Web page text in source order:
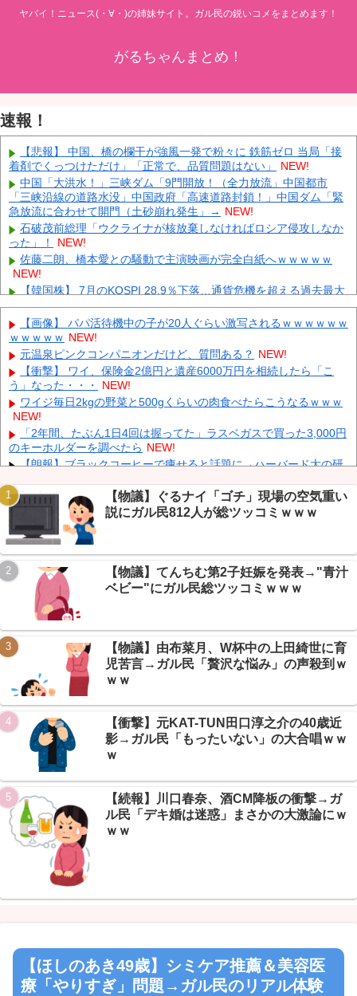
ヤバイ！ニュース(・∀・)の姉妹サイト。ガル民の鋭いコメをまとめます！
がるちゃんまとめ！
速報！
【悲報】 中国、橋の欄干が強風一発で粉々に 鉄筋ゼロ 当局「接
着剤でくっつけただけ」「正常で、品質問題はない」
NEW!
中国「大洪水！」三峡ダム「9門開放！（全力放流」中国都市
「三峡沿線の道路水没」中国政府「高速道路封鎖！」中国ダム「緊
急放流に合わせて開門（土砂崩れ発生」→ NEW!
石破茂前総理「ウクライナが核放棄しなければロシア侵攻しなか
った」！
NEW!
佐藤二朗、橋本愛との騒動で主演映画が完全白紙へｗｗｗｗｗ
NEW!
【韓国株】 7月のKOSPI 28.9％下落…通貨危機を超える過去最大
の下げ幅 NEW!
レッドブルリザーブの角田裕毅、ケイナさんと一緒に酒蔵巡りを
している模様 NEW!
【GIF動画】 宮城の可愛すぎるチアさん、甲子園で発見される
NEW!
外国人「日本の未来は安泰だ」16歳MF三井寺眞、衝撃ゴール！
久保建英超え歴代2位の記録！3得点に絡む活躍で海外絶賛！【海外
の反応】
【試合実況】 西武スタメン 先発:高橋光成（2026.8.7） NEW!
「被告はモンスター」元ジャンポケ斉藤慎二被告に懲役７年求刑
でほぼ実刑確実？弁護側の主張が無理筋なワケ
NEW!
Powered by livedoor 相互RSS
【画像】 パパ活待機中の子が20人ぐらい激写されるｗｗｗｗｗｗ
ｗｗｗｗｗ NEW!
元温泉ピンクコンパニオンだけど、質問ある？ NEW!
【衝撃】 ワイ、保険金2億円と遺産6000万円を相続したら「こ
う」なった・・・
NEW!
ワイジ毎日2kgの野菜と500gくらいの肉食べたらこうなるｗｗｗ
NEW!
「2年間、たぶん1日4回は握ってた」ラスベガスで買った3,000円
のキーホルダーを調べたら NEW!
【朗報】ブラックコーヒーで痩せると話題に→ハーバード大の研
【続報】ショートスリーパー堀さん、月15万商材＆協会運営が発
覚→ガリレオ民ドン引きｗｗｗ NEW!
【朗報】円高で海外旅行勢が大興奮→30カ国目の猛者に一同尊敬
ｗｗｗ NEW!
【朗報】AveMujica民の日常、謎のVもハマるMyGO新曲に丁寧語
で大盛り上がりですわｗ NEW!
【まとめ】X収益化ルール大幅変更→インプレゾンビ死亡待望論
に賛否ｗｗｗ
Powered by livedoor 相互RSS
【物議】ぐるナイ「ゴチ」現場の空気重い
説にガル民812人が総ツッコミｗｗｗ
【物議】てんちむ第2子妊娠を発表→"青汁
ベビー"にガル民総ツッコミｗｗｗ
【物議】由布菜月、W杯中の上田綺世に育
児苦言→ガル民「贅沢な悩み」の声殺到ｗ
ｗｗ
【衝撃】元KAT-TUN田口淳之介の40歳近
影→ガル民「もったいない」の大合唱ｗｗ
ｗ
【続報】川口春奈、酒CM降板の衝撃→ガ
ル民「デキ婚は迷惑」まさかの大激論にｗ
ｗｗ
【ほしのあき49歳】シミケア推薦＆美容医
療「やりすぎ」問題→ガル民のリアル体験